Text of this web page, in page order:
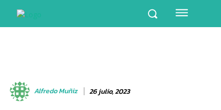
Alfredo Muñiz 26 julio, 2023